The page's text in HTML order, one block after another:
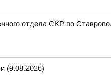
отдела СКР по
(9.08.2026)